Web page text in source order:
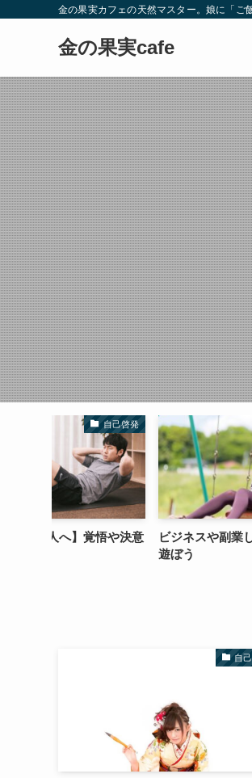
金の果実カフェの天然マスター。娘に「
金の果実cafe
未分類
ビジネスや副業しててもちゃんと
自